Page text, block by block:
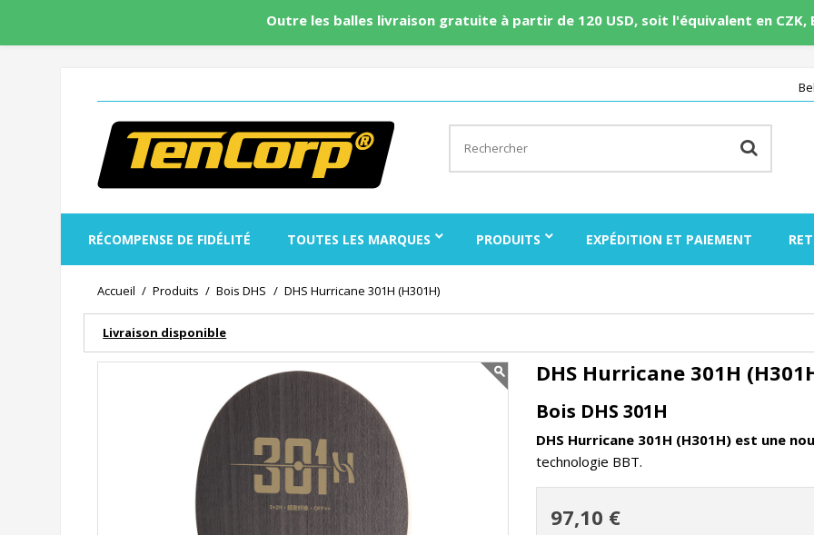
Outre les balles livraison gratuite à partir de 120 USD, soit l'équivalent en CZK,
RÉCOMPENSE DE FIDÉLITÉ TOUTES LES MARQUES PRODUITS EXPÉDITION ET PAIEMENT
Accueil Produits Bois DHS DHS Hurricane 301H (H301H)
Livraison disponible
DHS Hurricane 301H
Bois DHS 301H
DHS Hurricane 301H (H301H) est une
technologie BBT.
97,10 €